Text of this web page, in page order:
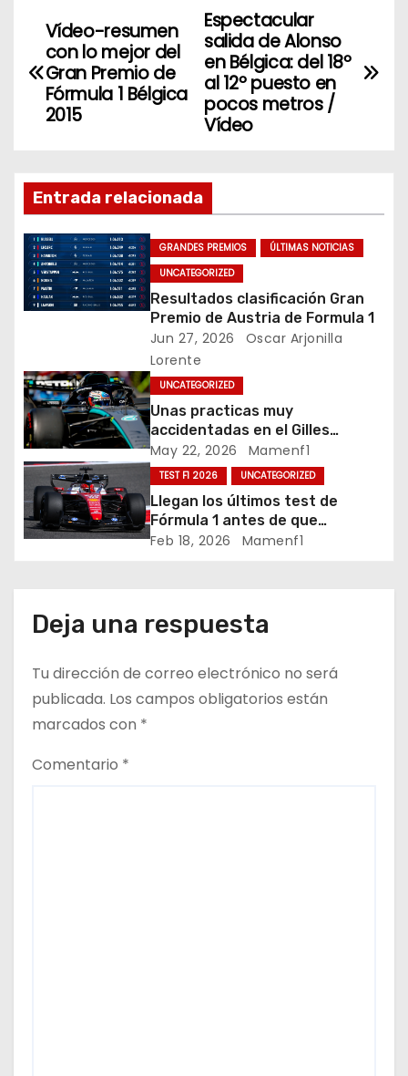
er e
b
o
o
e
dI
n
N
a
g
a
c
i
n
d
e
e
n
a
d
a
s
Espectacular
salida de Alonso
en Bélgica: del 18º
al 12º puesto en
pocos metros /
Vídeo
Vídeo-resumen
con lo mejor del
Gran Premio de
Fórmula 1 Bélgica
2015
Entrada relacionada
GRANDES PREMIOS
ÚLTIMAS NOTICIAS
UNCATEGORIZED
Resultados clasificación Gran
Premio de Austria de Formula 1
Jun 27, 2026
Oscar Arjonilla
Lorente
UNCATEGORIZED
Unas practicas muy
accidentadas en el Gilles
Villeneuve deja a Fernando en
buena posición, ¿será real?… /
Crónica libes 1 GP Canadá
May 22, 2026 Mamenf1
TEST F1 2026 UNCATEGORIZED
Llegan los últimos test de
Fórmula 1 antes de que
comience la nueva temporada
Feb 18, 2026 Mamenf1
Deja una respuesta
Tu dirección de correo electrónico no será
publicada. Los campos obligatorios están
marcados con *
Comentario *